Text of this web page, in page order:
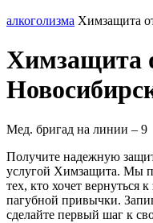
алкоголизма Химзащита
Химзащита
Мед. бригад на линии – 9
Получите надежную
услугой Химзащита. Мы
тех, кто хочет вернуться
пагубной привычки.
сделайте первый шаг к